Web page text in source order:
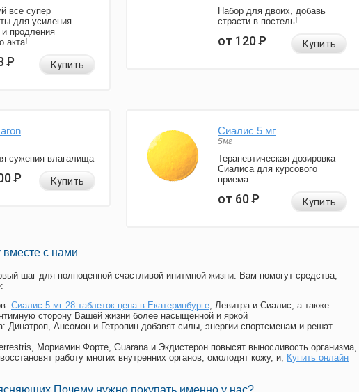
все супер
для усиления
и продления
акта!
Р Купить
Набор для двоих, добавь
страсти в постель!
от 120Р Купить
сужения влагалища
Р Купить
Сиалис 5 мг
5мг
Терапевтическая дозировка
Сиалиса для курсового
приема
от 60Р Купить
вместе с нами
шаг для полноценной счастливой инитмной жизни. Вам помогут средства,
Сиалис 5 мг 28 таблеток цена в Екатеринбурге, Левитра и Сиалис, а также
сторону Вашей жизни более насыщенной и яркой
: Динатроп, Ансомон и Гетропин добавят силы, энергии спортсменам и решат
Мориамин Форте, Guarana и Экдистерон повысят выносливость организма,
работу многих внутренних органов, омолодят кожу, и, Купить онлайн